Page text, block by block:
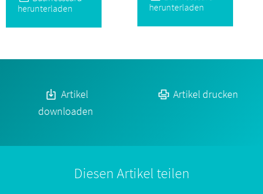
herunterladen
herunterladen
Artikel
downloaden
Artikel drucken
Diesen Artikel teilen